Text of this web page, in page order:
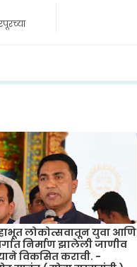
लोकोत्सवातून युवा आणि
निर्माण झालेली जाणीव
विकसित करावी. -